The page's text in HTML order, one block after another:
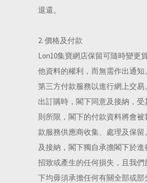
退還。
2. 價格及付款
Lon10集寶網店保留可隨時變更
他資料的權利，而無需作出通知
第三方付款服務以進行網上交易
出訂購時，閣下同意及接納，受
則所限，閣下的付款資料將會被
款服務供應商收集、處理及保留
及接納，閣下獨自承擔閣下於進
招致或產生的任何損失，且我們
下均毋須承擔任何有關全部或部